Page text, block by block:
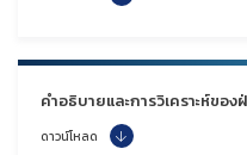
คำอธิบายและการวิเคราะห์ขอ
ดาวน์โหลด